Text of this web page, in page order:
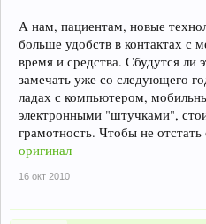
А нам, пациентам, новые
больше удобств в контактах с
время и средства. Сбудутся
замечать уже со следующего
ладах с компьютером,
электронными "штучками",
грамотность. Чтобы не
оригинал
16 окт 2010